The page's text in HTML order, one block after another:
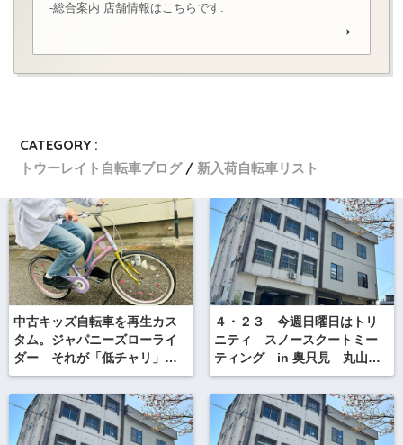
-総合案内 店舗情報はこちらです.
→
CATEGORY :
トウーレイト自転車ブログ
新入荷自転車リスト
中古キッズ自転車を再生カス
タム。ジャパニーズローライ
ダー それが「低チャリ」で
す
４・２３ 今週日曜日はトリ
ニティ スノースクートミー
ティング in 奥只見 丸山ス
キー場！